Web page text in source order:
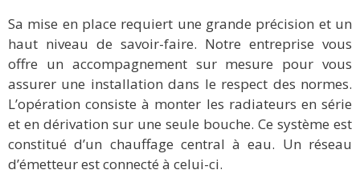
Sa mise en place requiert une grande précision et un
haut niveau de savoir-faire. Notre entreprise vous
offre un accompagnement sur mesure pour vous
assurer une installation dans le respect des normes.
L’opération consiste à monter les radiateurs en série
et en dérivation sur une seule bouche. Ce système est
constitué d’un chauffage central à eau. Un réseau
d’émetteur est connecté à celui-ci.